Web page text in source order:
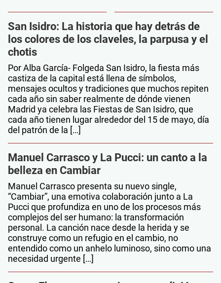
San Isidro: La historia que hay detrás de
los colores de los claveles, la parpusa y el
chotis
Por Alba García- Folgeda San Isidro, la fiesta más
castiza de la capital está llena de símbolos,
mensajes ocultos y tradiciones que muchos repiten
cada año sin saber realmente de dónde vienen
Madrid ya celebra las Fiestas de San Isidro, que
cada año tienen lugar alrededor del 15 de mayo, día
del patrón de la […]
Manuel Carrasco y La Pucci: un canto a la
belleza en Cambiar
Manuel Carrasco presenta su nuevo single,
“Cambiar”, una emotiva colaboración junto a La
Pucci que profundiza en uno de los procesos más
complejos del ser humano: la transformación
personal. La canción nace desde la herida y se
construye como un refugio en el cambio, no
entendido como un anhelo luminoso, sino como una
necesidad urgente […]